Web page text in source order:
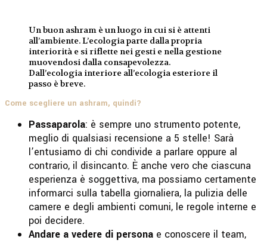
Un buon ashram è un luogo in cui si è attenti
all’ambiente. L’ecologia parte dalla propria
interiorità e si riflette nei gesti e nella gestione
muovendosi dalla consapevolezza.
Dall’ecologia interiore all’ecologia esteriore il
passo è breve.
Come scegliere un ashram, quindi?
Passaparola: è sempre uno strumento potente,
meglio di qualsiasi recensione a 5 stelle! Sarà
l’entusiamo di chi condivide a parlare oppure al
contrario, il disincanto. È anche vero che ciascuna
esperienza è soggettiva, ma possiamo certamente
informarci sulla tabella giornaliera, la pulizia delle
camere e degli ambienti comuni, le regole interne e
poi decidere.
Andare a vedere di persona e conoscere il team,